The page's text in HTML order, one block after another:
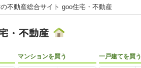
不動産総合サイト goo住宅・不動産
マンションを買う 一戸建てを買う